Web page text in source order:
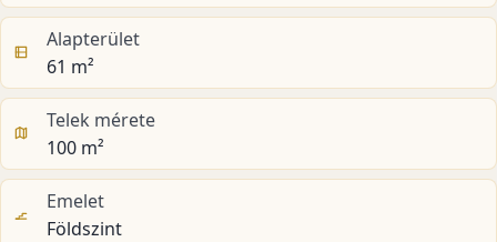
Alapterület
61 m²
Telek mérete
100 m²
Emelet
Földszint